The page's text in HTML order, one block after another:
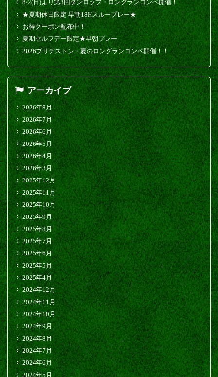
8/2(日)より第3回ダンロップ・ロングランコンペ開催！
★夏期休日限定 早朝18Hスループレー★
お得クーポン配布中！
夏期セルフデー限定★早朝プレー
2026ブリヂストン・夏のロングランコンペ開催！！
アーカイブ
2026年8月
2026年7月
2026年6月
2026年5月
2026年4月
2026年3月
2025年12月
2025年11月
2025年10月
2025年9月
2025年8月
2025年7月
2025年6月
2025年5月
2025年4月
2024年12月
2024年11月
2024年10月
2024年9月
2024年8月
2024年7月
2024年6月
2024年5月